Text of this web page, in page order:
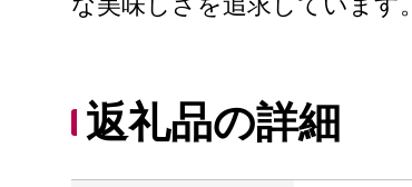
返礼品の詳細